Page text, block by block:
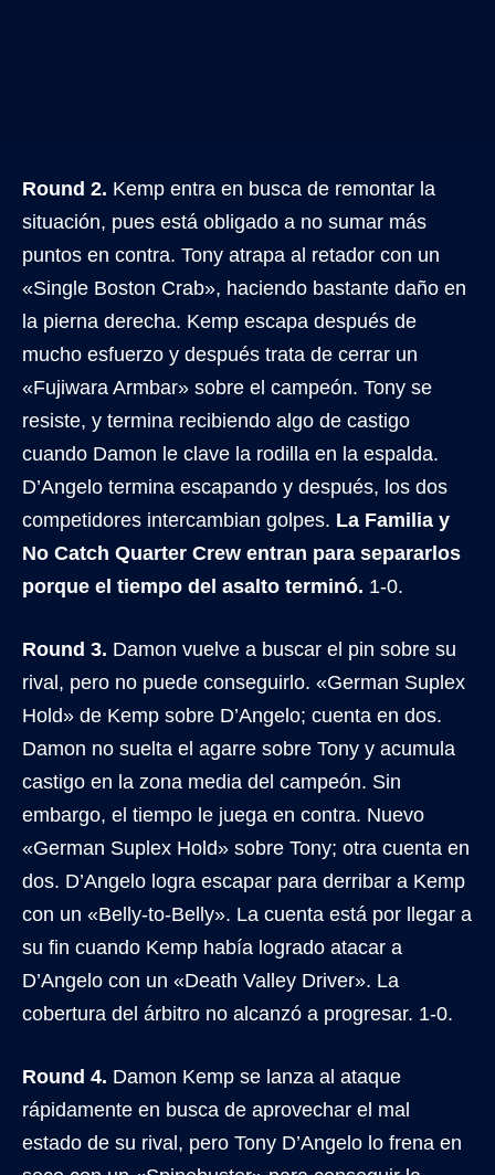
Round 2. Kemp entra en busca de remontar la
situación, pues está obligado a no sumar más
puntos en contra. Tony atrapa al retador con un
«Single Boston Crab», haciendo bastante daño en
la pierna derecha. Kemp escapa después de
mucho esfuerzo y después trata de cerrar un
«Fujiwara Armbar» sobre el campeón. Tony se
resiste, y termina recibiendo algo de castigo
cuando Damon le clave la rodilla en la espalda.
D’Angelo termina escapando y después, los dos
competidores intercambian golpes. La Familia y
No Catch Quarter Crew entran para separarlos
porque el tiempo del asalto terminó. 1-0.
Round 3. Damon vuelve a buscar el pin sobre su
rival, pero no puede conseguirlo. «German Suplex
Hold» de Kemp sobre D’Angelo; cuenta en dos.
Damon no suelta el agarre sobre Tony y acumula
castigo en la zona media del campeón. Sin
embargo, el tiempo le juega en contra. Nuevo
«German Suplex Hold» sobre Tony; otra cuenta en
dos. D’Angelo logra escapar para derribar a Kemp
con un «Belly-to-Belly». La cuenta está por llegar a
su fin cuando Kemp había logrado atacar a
D’Angelo con un «Death Valley Driver». La
cobertura del árbitro no alcanzó a progresar. 1-0.
Round 4. Damon Kemp se lanza al ataque
rápidamente en busca de aprovechar el mal
estado de su rival, pero Tony D’Angelo lo frena en